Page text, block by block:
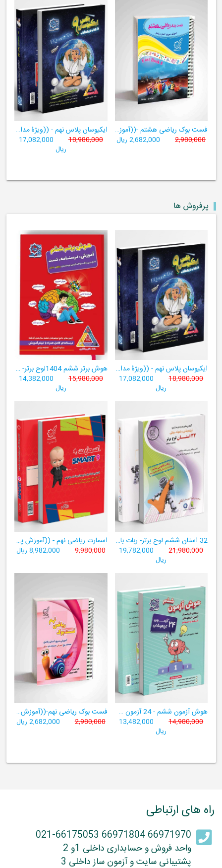
فست بوک ریاضی هشتم -((آموزش سریع، آسان و کامل ریاضی پایۀ هشتم))
2,980,000 2,682,000 ریال
ایکیوسان پلاس نهم - ((ویژۀ مدارس نمونه دولتی، تیزهوشان و سمپاد+ فیلم‌های آموزشی+سامانۀ آزمون‌ساز رایگان))
18,980,000
17,082,000
ریال
پرفروش ها
ایکیوسان پلاس نهم - ((ویژۀ مدارس نمونه دولتی، تیزهوشان و سمپاد+ فیلم‌های آموزشی+سامانۀ آزمون‌ساز رایگان))
18,980,000
17,082,000
ریال
هوش برتر ششم 1404لوح برتر- ((ویژۀ آزمون تیزهوشان پایۀ ششم+ فیلم آموزشی + سامانۀ آزمون‌ساز رایگان))
15,980,000
14,382,000
ریال
32 استان ششم لوح برتر- ربات باهوش ششم ((به همراه سامانۀ آزمون‌ساز رایگان))
21,980,000
19,782,000
ریال
اسمارت ریاضی نهم - ((آموزش پیشرفتۀ ریاضی تیزهوشان و نمونه‌دولتی نهم+ سامانۀ آزمون‌ساز آنلاین))
9,980,000 8,982,000 ریال
هوش آزمون ششم - 24 آزمون شبیه ساز تیزهوشان
14,980,000
13,482,000
ریال
فست بوک ریاضی نهم-((آموزش سریع، آسان و کامل ریاضی پایۀ نهم))
2,980,000 2,682,000 ریال
راه های ارتباطی
66971970 66971804 021-66175053
واحد فروش و حسابداری داخلی 1و 2
پشتیبانی سایت و آزمون ساز داخلی 3